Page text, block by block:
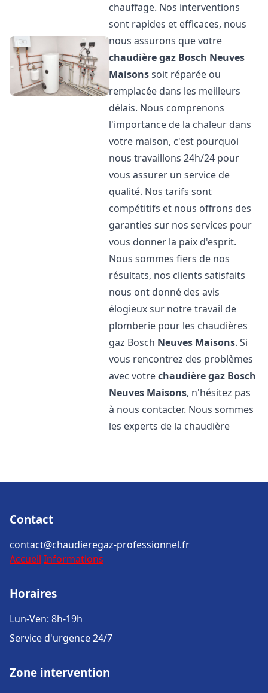
chauffage. Nos interventions
sont rapides et efficaces, nous
nous assurons que votre
chaudière gaz Bosch Neuves
Maisonssoit réparée ou
remplacée dans les meilleurs
délais. Nous comprenons
l'importance de la chaleur dans
votre maison, c'est pourquoi
nous travaillons 24h/24 pour
vous assurer un service de
qualité. Nos tarifs sont
compétitifs et nous offrons des
garanties sur nos services pour
vous donner la paix d'esprit.
Nous sommes fiers de nos
résultats, nos clients satisfaits
nous ont donné des avis
élogieux sur notre travail de
plomberie pour les chaudières
gaz Bosch Neuves Maisons. Si
vous rencontrez des problèmes
avec votrechaudière gaz Bosch
Neuves Maisons, n'hésitez pas
à nous contacter. Nous sommes
les experts de la chaudière
Contact
contact@chaudieregaz-professionnel.fr
Accueil Informations
Horaires
Lun-Ven: 8h-19h
Service d'urgence 24/7
Zone intervention